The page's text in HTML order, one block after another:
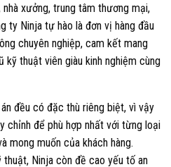
xưởng, trung tâm thương mại,
ty Ninja tự hào là đơn vị hàng đầu
chuyên nghiệp, cam kết mang
thuật viên giàu kinh nghiệm cùng
đều có đặc thù riêng biệt, vì vậy
chỉnh để phù hợp nhất với từng loại
mong muốn của khách hàng.
Ninja còn đề cao yếu tố an